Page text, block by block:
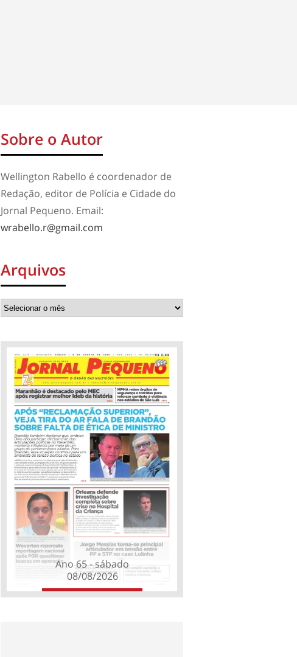
Sobre o Autor
Wellington Rabello é coordenador de
Redação, editor de Polícia e Cidade do
Jornal Pequeno. Email:
wrabello.r@gmail.com
Arquivos
Ano 65 - sábado
08/08/2026